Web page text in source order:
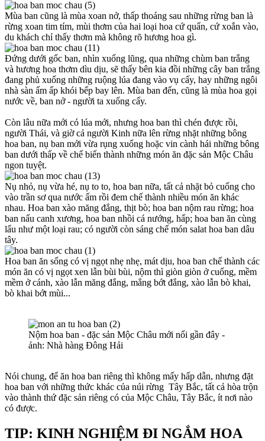
Mùa ban cũng là mùa xoan nở, thấp thoáng sau những rừng ban là
rừng xoan tim tím, mùi thơm của hai loại hoa cứ quẩn, cứ xoắn vào,
du khách chỉ thấy thơm mà không rõ hương hoa gì.
Đứng dưới gốc ban, nhìn xuống lũng, qua những chùm ban trắng
và hương hoa thơm dìu dịu, sẽ thấy bên kia đồi những cây ban trắng
đang phủ xuống những ruộng lúa đang vào vụ cấy, hay những ngôi
nhà sàn ấm ấp khói bếp bay lên. Mùa ban đến, cũng là mùa hoa gọi
nước về, ban nở - người ta xuống cấy.
Còn lâu nữa mới có lúa mới, nhưng hoa ban thì chén được rồi,
người Thái, và giờ cả người Kinh nữa lên rừng nhặt những bông
hoa ban, nụ ban mới vừa rụng xuống hoặc vin cành hái những bông
ban dưới thấp về chế biến thành những món ăn đặc sản Mộc Châu
ngon tuyệt.
Nụ nhỏ, nụ vừa hé, nụ to to, hoa ban nữa, tất cả nhặt bỏ cuống cho
vào trần sơ qua nước ấm rồi đem chế thành nhiều món ăn khác
nhau. Hoa ban xào măng đắng, thịt bò; hoa ban nộm rau rừng; hoa
ban nấu canh xương, hoa ban nhồi cá nướng, hấp; hoa ban ăn cùng
lẩu như một loại rau; có người còn sáng chế món salat hoa ban dâu
tây.
Hoa ban ăn sống có vị ngọt nhẹ nhẹ, mát dịu, hoa ban chế thành các
món ăn có vị ngọt xen lẫn bùi bùi, nộm thì giòn giòn ở cuống, mềm
mềm ở cánh, xào lẫn măng đắng, mắng bớt đắng, xào lẫn bò khai,
bò khai bớt mùi...
Nộm hoa ban - đặc sản Mộc Châu mới nổi gần đây -
ảnh: Nhà hàng Đông Hải
Nói chung, để ăn hoa ban riêng thì không mấy hấp dẫn, nhưng đặt
hoa ban với những thức khác của núi rừng Tây Bắc, tất cả hòa trộn
vào thành thứ đặc sản riêng có của Mộc Châu, Tây Bắc, ít nơi nào
có được.
TIP: KINH NGHIỆM ĐI NGẮM HOA